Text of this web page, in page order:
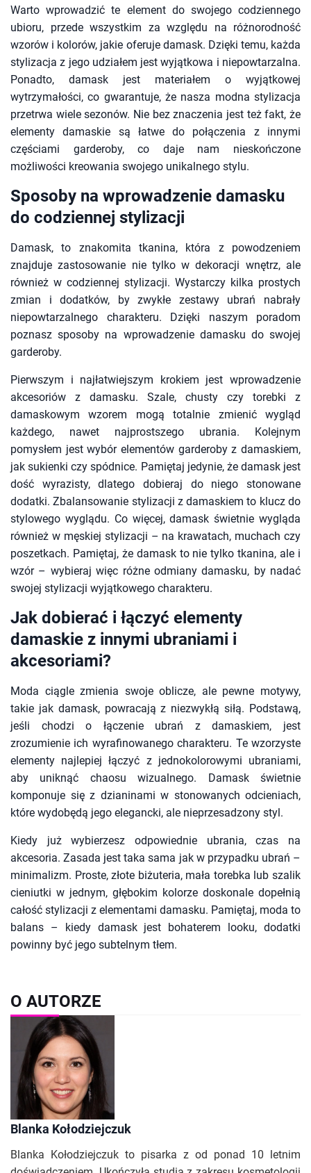
Warto wprowadzić te element do swojego codziennego
ubioru, przede wszystkim za względu na różnorodność
wzorów i kolorów, jakie oferuje damask. Dzięki temu, każda
stylizacja z jego udziałem jest wyjątkowa i niepowtarzalna.
Ponadto, damask jest materiałem o wyjątkowej
wytrzymałości, co gwarantuje, że nasza modna stylizacja
przetrwa wiele sezonów. Nie bez znaczenia jest też fakt, że
elementy damaskie są łatwe do połączenia z innymi
częściami garderoby, co daje nam nieskończone
możliwości kreowania swojego unikalnego stylu.
Sposoby na wprowadzenie damasku
do codziennej stylizacji
Damask, to znakomita tkanina, która z powodzeniem
znajduje zastosowanie nie tylko w dekoracji wnętrz, ale
również w codziennej stylizacji. Wystarczy kilka prostych
zmian i dodatków, by zwykłe zestawy ubrań nabrały
niepowtarzalnego charakteru. Dzięki naszym poradom
poznasz sposoby na wprowadzenie damasku do swojej
garderoby.
Pierwszym i najłatwiejszym krokiem jest wprowadzenie
akcesoriów z damasku. Szale, chusty czy torebki z
damaskowym wzorem mogą totalnie zmienić wygląd
każdego, nawet najprostszego ubrania. Kolejnym
pomysłem jest wybór elementów garderoby z damaskiem,
jak sukienki czy spódnice. Pamiętaj jedynie, że damask jest
dość wyrazisty, dlatego dobieraj do niego stonowane
dodatki. Zbalansowanie stylizacji z damaskiem to klucz do
stylowego wyglądu. Co więcej, damask świetnie wygląda
również w męskiej stylizacji – na krawatach, muchach czy
poszetkach. Pamiętaj, że damask to nie tylko tkanina, ale i
wzór – wybieraj więc różne odmiany damasku, by nadać
swojej stylizacji wyjątkowego charakteru.
Jak dobierać i łączyć elementy
damaskie z innymi ubraniami i
akcesoriami?
Moda ciągle zmienia swoje oblicze, ale pewne motywy,
takie jak damask, powracają z niezwykłą siłą. Podstawą,
jeśli chodzi o łączenie ubrań z damaskiem, jest
zrozumienie ich wyrafinowanego charakteru. Te wzorzyste
elementy najlepiej łączyć z jednokolorowymi ubraniami,
aby uniknąć chaosu wizualnego. Damask świetnie
komponuje się z dzianinami w stonowanych odcieniach,
które wydobędą jego elegancki, ale nieprzesadzony styl.
Kiedy już wybierzesz odpowiednie ubrania, czas na
akcesoria. Zasada jest taka sama jak w przypadku ubrań –
minimalizm. Proste, złote biżuteria, mała torebka lub szalik
cieniutki w jednym, głębokim kolorze doskonale dopełnią
całość stylizacji z elementami damasku. Pamiętaj, moda to
balans – kiedy damask jest bohaterem looku, dodatki
powinny być jego subtelnym tłem.
O AUTORZE
Blanka Kołodziejczuk
Blanka Kołodziejczuk to pisarka z od ponad 10 letnim